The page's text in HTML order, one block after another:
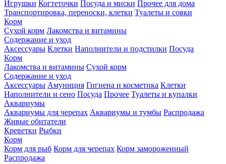
Игрушки Когтеточки Посуда и миски Прочее для дома
Транспортировка, переноски, клетки Туалеты и совки
Корм
Сухой корм Лакомства и витамины
Содержание и уход
Аксессуары Клетки Наполнители и подстилки Посуда
Корм
Лакомства и витамины Сухой корм
Содержание и уход
Аксессуары Амуниция Гигиена и косметика Клетки
Наполнители и сено Посуда Прочее Туалеты и купалки
Аквариумы
Аквариумы для черепах Аквариумы и тумбы Распродажа
Живые обитатели
Креветки Рыбки
Корм
Корм для рыб Корм для черепах Корм замороженный
Распродажа